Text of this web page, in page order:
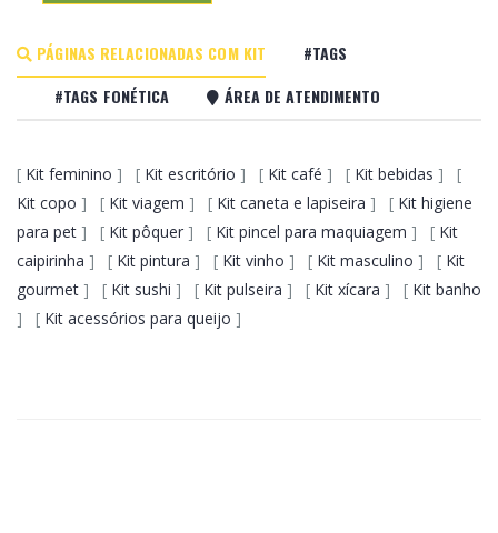
PÁGINAS RELACIONADAS COM KIT
#TAGS
#TAGS FONÉTICA
ÁREA DE ATENDIMENTO
[ Kit feminino ] [ Kit escritório ] [ Kit café ] [ Kit bebidas ] [
Kit copo ] [ Kit viagem ] [ Kit caneta e lapiseira ] [ Kit higiene
para pet ] [ Kit pôquer ] [ Kit pincel para maquiagem ] [ Kit
caipirinha ] [ Kit pintura ] [ Kit vinho ] [ Kit masculino ] [ Kit
gourmet ] [ Kit sushi ] [ Kit pulseira ] [ Kit xícara ] [ Kit banho
] [ Kit acessórios para queijo ]